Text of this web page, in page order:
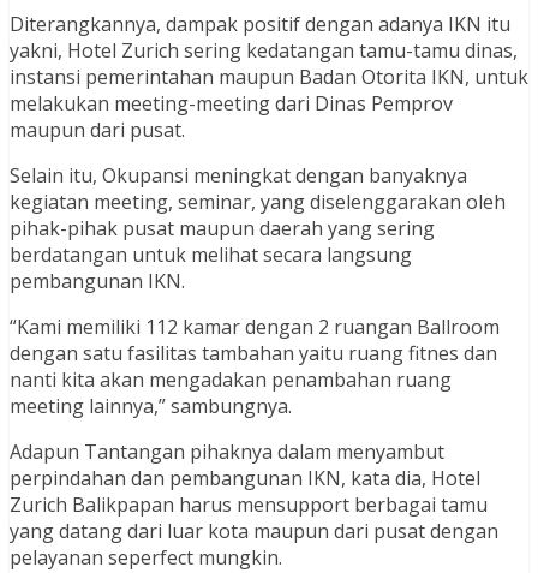
Diterangkannya, dampak positif dengan adanya IKN itu
yakni, Hotel Zurich sering kedatangan tamu-tamu dinas,
instansi pemerintahan maupun Badan Otorita IKN, untuk
melakukan meeting-meeting dari Dinas Pemprov
maupun dari pusat.
Selain itu, Okupansi meningkat dengan banyaknya
kegiatan meeting, seminar, yang diselenggarakan oleh
pihak-pihak pusat maupun daerah yang sering
berdatangan untuk melihat secara langsung
pembangunan IKN.
“Kami memiliki 112 kamar dengan 2 ruangan Ballroom
dengan satu fasilitas tambahan yaitu ruang fitnes dan
nanti kita akan mengadakan penambahan ruang
meeting lainnya,” sambungnya.
Adapun Tantangan pihaknya dalam menyambut
perpindahan dan pembangunan IKN, kata dia, Hotel
Zurich Balikpapan harus mensupport berbagai tamu
yang datang dari luar kota maupun dari pusat dengan
pelayanan seperfect mungkin.